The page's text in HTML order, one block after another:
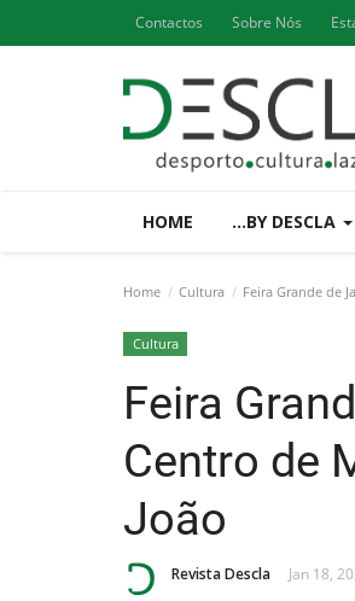
Contactos Sobre Nós
HOME ...BY DESCLA
Home Cultura Feira Grande de
Cultura
Feira
Centro de
João
Revista Descla Jan 18,